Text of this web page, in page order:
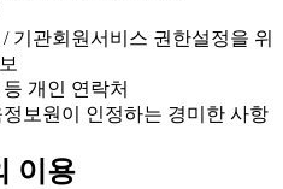
기관회원서비스 권한설정을 위
개인 연락처
보원이 인정하는 경미한 사항
이용